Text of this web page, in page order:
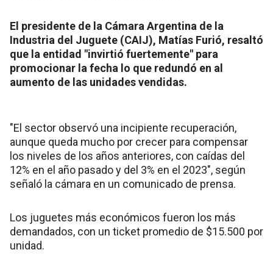
El presidente de la Cámara Argentina de la
Industria del Juguete (CAIJ), Matías Furió, resaltó
que la entidad "invirtió fuertemente" para
promocionar la fecha lo que redundó en al
aumento de las unidades vendidas.
"El sector observó una incipiente recuperación,
aunque queda mucho por crecer para compensar
los niveles de los años anteriores, con caídas del
12% en el año pasado y del 3% en el 2023", según
señaló la cámara en un comunicado de prensa.
Los juguetes más económicos fueron los más
demandados, con un ticket promedio de $15.500 por
unidad.